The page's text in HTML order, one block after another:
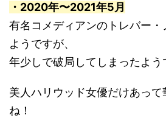
・2020年〜2021年5月
有名コメディアンのトレバー
ようですが、
年少しで破局してしまったよう
美人ハリウッド女優だけあっ
ね！